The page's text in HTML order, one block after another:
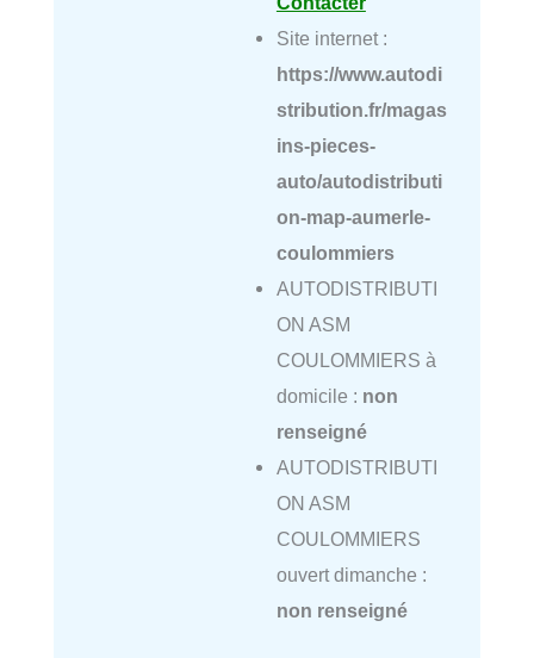
Site internet :
https://www.autodi
stribution.fr/magas
ins-pieces-
auto/autodistributi
on-map-aumerle-
coulommiers
AUTODISTRIBUTI
ON ASM
COULOMMIERS à
domicile : non
renseigné
AUTODISTRIBUTI
ON ASM
COULOMMIERS
ouvert dimanche :
non renseigné